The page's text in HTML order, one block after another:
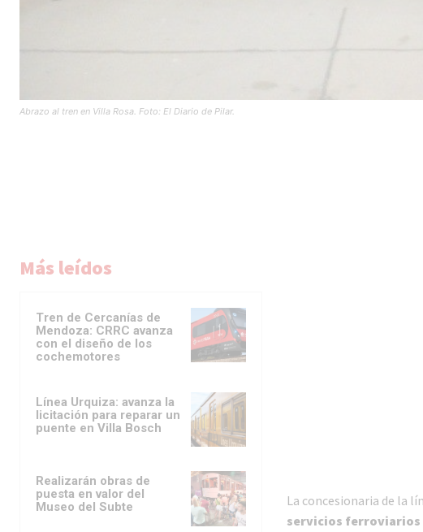
Abrazo al tren en Villa Rosa. Foto: El Diario de Pilar.
Más leídos
Tren de Cercanías de
Mendoza: CRRC avanza
con el diseño de los
cochemotores
Línea Urquiza: avanza la
licitación para reparar un
puente en Villa Bosch
Realizarán obras de
puesta en valor del
Museo del Subte
La concesionaria de la
servicios ferroviarios